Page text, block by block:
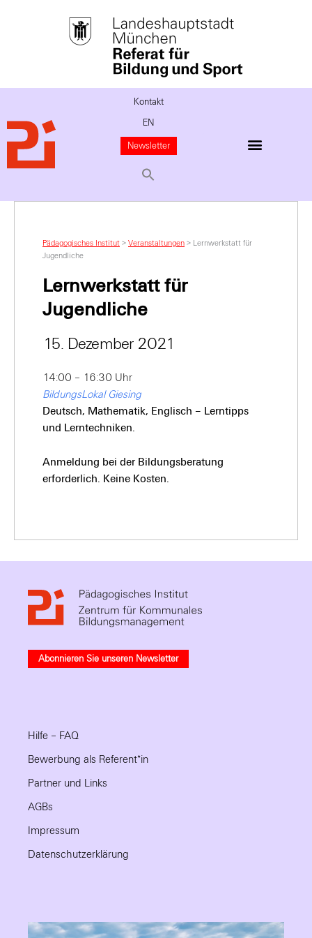
Kontakt
EN
Newsletter
Pädagogisches Institut > Veranstaltungen > Lernwerkstatt für
Jugendliche
Lernwerkstatt für
Jugendliche
15. Dezember 2021
14:00 – 16:30 Uhr
BildungsLokal Giesing
Deutsch, Mathematik, Englisch – Lerntipps
und Lerntechniken.
Anmeldung bei der Bildungsberatung
erforderlich. Keine Kosten.
Abonnieren Sie unseren Newsletter
Hilfe – FAQ
Bewerbung als Referent*in
Partner und Links
AGBs
Impressum
Datenschutzerklärung